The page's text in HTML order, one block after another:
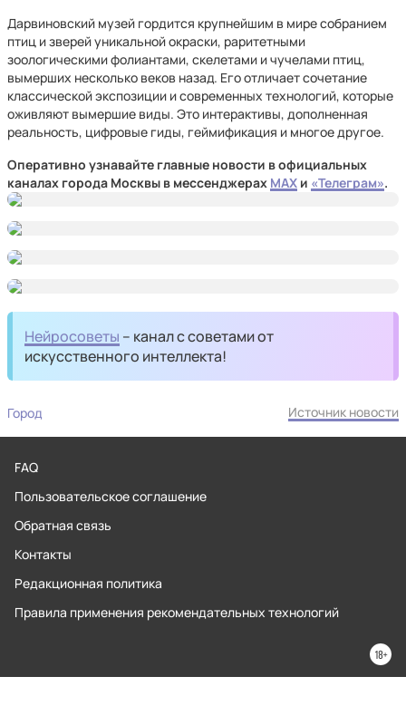
Дарвиновский музей гордится крупнейшим в мире собранием
птиц и зверей уникальной окраски, раритетными
зоологическими фолиантами, скелетами и чучелами птиц,
вымерших несколько веков назад. Его отличает сочетание
классической экспозиции и современных технологий, которые
оживляют вымершие виды. Это интерактивы, дополненная
реальность, цифровые гиды, геймификация и многое другое.
Оперативно узнавайте главные новости в официальных
каналах города Москвы в мессенджерах MAX и «Телеграм».
Нейросоветы – канал с советами от
искусственного интеллекта!
Город Источник новости
FAQ
Пользовательское соглашение
Обратная связь
Контакты
Редакционная политика
Правила применения рекомендательных технологий